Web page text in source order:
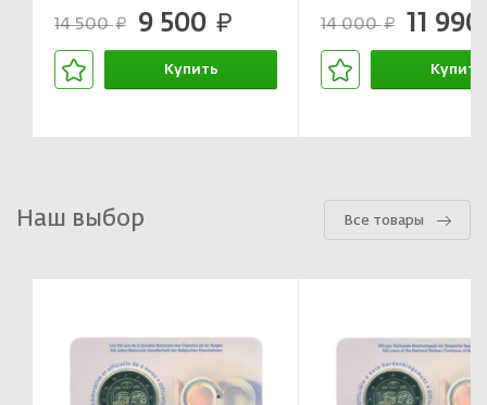
14 500руб. 9 500 руб.
Купить
14 000руб. 11 990
Купить
Наш выбор Все товары